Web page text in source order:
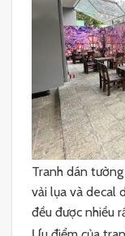
Tranh dán
vải lụa và decal
đều được nhiều